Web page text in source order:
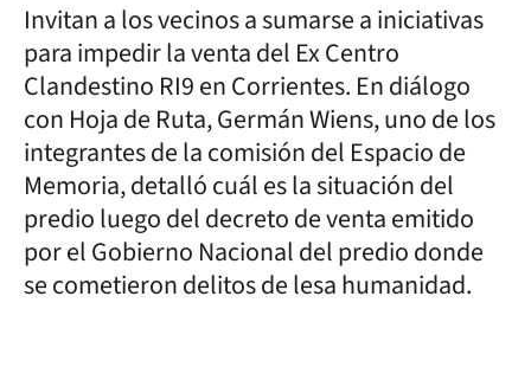
Invitan a los vecinos a sumarse a iniciativas
para impedir la venta del Ex Centro
Clandestino RI9 en Corrientes. En diálogo
con Hoja de Ruta, Germán Wiens, uno de los
integrantes de la comisión del Espacio de
Memoria, detalló cuál es la situación del
predio luego del decreto de venta emitido
por el Gobierno Nacional del predio donde
se cometieron delitos de lesa humanidad.